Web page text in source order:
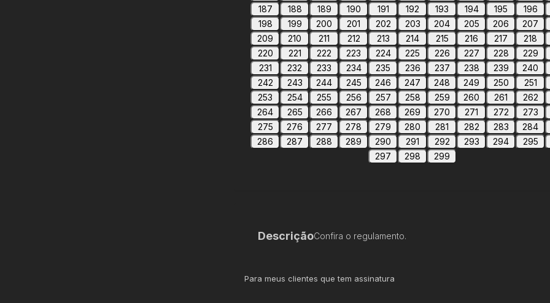
187
188 189 190 191 192 193 194 195 196
198
199 200 201 202 203 204 205 206 207
209
210 211 212 213 214 215 216 217 218
220
221 222 223 224 225 226 227 228 229
231
232 233 234 235 236 237 238 239 240
242
243 244 245 246 247 248 249 250 251
253
254 255 256 257 258 259 260 261 262
264
265 266 267 268 269 270 271 272 273
275
276 277 278 279 280 281 282 283 284
286
287 288 289 290 291 292 293 294 295
297
298 299
DescriçãoConfira o regulamento.
Para meus clientes que tem assinatura